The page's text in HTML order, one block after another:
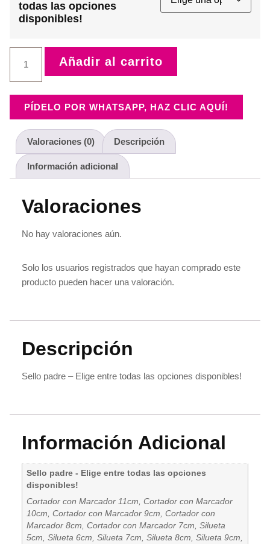
todas las opciones
disponibles!
padre
cantidad
Añadir al carrito
PÍDELO POR WHATSAPP, HAZ CLIC AQUÍ!
Valoraciones (0) Descripción
Información adicional
Valoraciones
No hay valoraciones aún.
Solo los usuarios registrados que hayan comprado este
producto pueden hacer una valoración.
Descripción
Sello padre – Elige entre todas las opciones disponibles!
Información Adicional
Sello padre - Elige entre todas las opciones
disponibles!
Cortador con Marcador 11cm, Cortador con Marcador
10cm, Cortador con Marcador 9cm, Cortador con
Marcador 8cm, Cortador con Marcador 7cm, Silueta
5cm, Silueta 6cm, Silueta 7cm, Silueta 8cm, Silueta 9cm,